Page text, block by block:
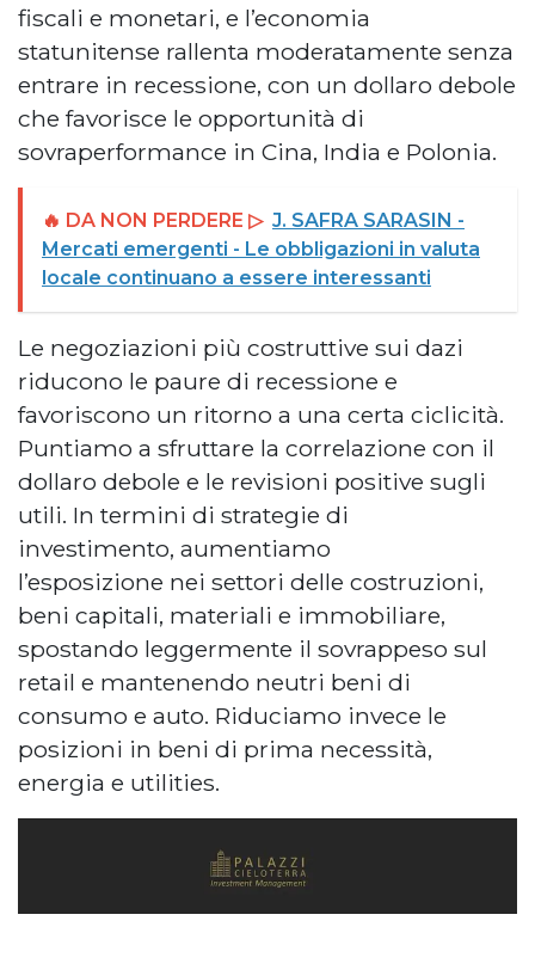
fiscali e monetari, e l’economia
statunitense rallenta moderatamente senza
entrare in recessione, con un dollaro debole
che favorisce le opportunità di
sovraperformance in Cina, India e Polonia.
🔥 DA NON PERDERE ▷ J. SAFRA SARASIN -
Mercati emergenti - Le obbligazioni in valuta
locale continuano a essere interessanti
Le negoziazioni più costruttive sui dazi
riducono le paure di recessione e
favoriscono un ritorno a una certa ciclicità.
Puntiamo a sfruttare la correlazione con il
dollaro debole e le revisioni positive sugli
utili. In termini di strategie di
investimento, aumentiamo
l’esposizione nei settori delle costruzioni,
beni capitali, materiali e immobiliare,
spostando leggermente il sovrappeso sul
retail e mantenendo neutri beni di
consumo e auto. Riduciamo invece le
posizioni in beni di prima necessità,
energia e utilities.